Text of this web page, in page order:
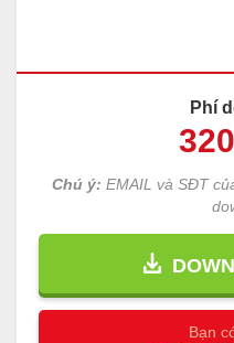
Phí
320
Chú ý: EMAIL và SĐT
Bạn